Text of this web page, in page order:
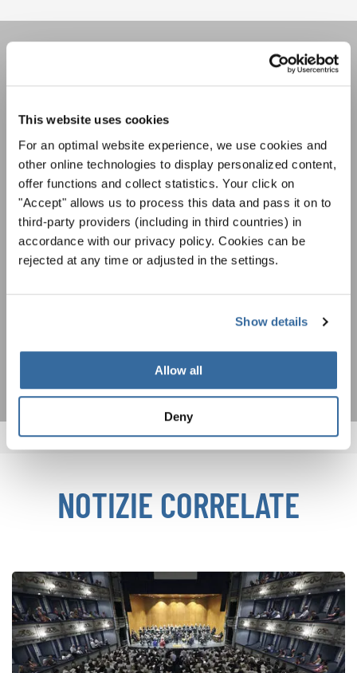
This website uses cookies
For an optimal website experience, we use cookies and
other online technologies to display personalized content,
offer functions and collect statistics. Your click on
"Accept" allows us to process this data and pass it on to
third-party providers (including in third countries) in
accordance with our privacy policy. Cookies can be
rejected at any time or adjusted in the settings.
Show details
Allow all
Deny
Informativa sulla privacy
Per visualizzare questo contenuto è necessario accettare l'estensione
qualsiasi momento nelle impostazioni dei cookie.
LA NEWSLETTER DI
Festival, concorsi, Singin Along a cori uniti:
scoprite di più sui nostri festival e sulle
possibilità di partecipazione ai nostri eventi
speciali con la newsletter gratuita di
INTERKULTUR.
SOTTOSCRIVI
NOTIZIE CORRELATE